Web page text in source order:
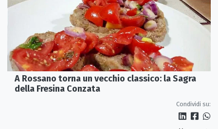
A Rossano torna un vecchio classico: la Sagra
della Fresina Conzata
Condividi su: